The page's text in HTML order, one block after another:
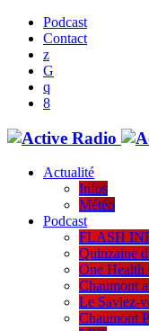
Podcast
Contact
Actualité
Infos
Météo
Podcast
FLASH
Quinzaine
One Health
Chaumont
Le Saviez-
Chaumont